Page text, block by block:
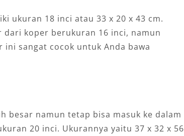
ukuran 18 inci atau 33 x 20 x 43 cm.
dari koper berukuran 16 inci, namun
ini sangat cocok untuk Anda bawa
besar namun tetap bisa masuk ke dalam
20 inci. Ukurannya yaitu 37 x 32 x 56